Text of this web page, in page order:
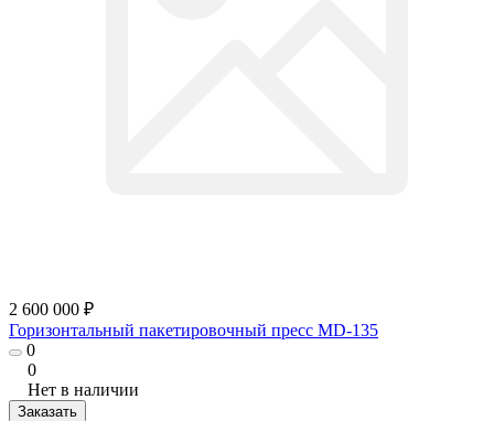
2 600 000 ₽
Горизонтальный пакетировочный пресс MD-135
0
0
Нет в наличии
Заказать